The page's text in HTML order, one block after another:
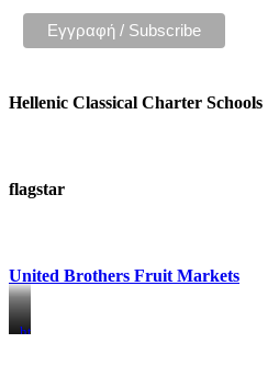
Hellenic Classical Charter Schools
flagstar
United Brothers Fruit Markets
https://www.unitedbrothersfruitmarkets.com/
https://www.unitedbrothersfruitmarkets.com/